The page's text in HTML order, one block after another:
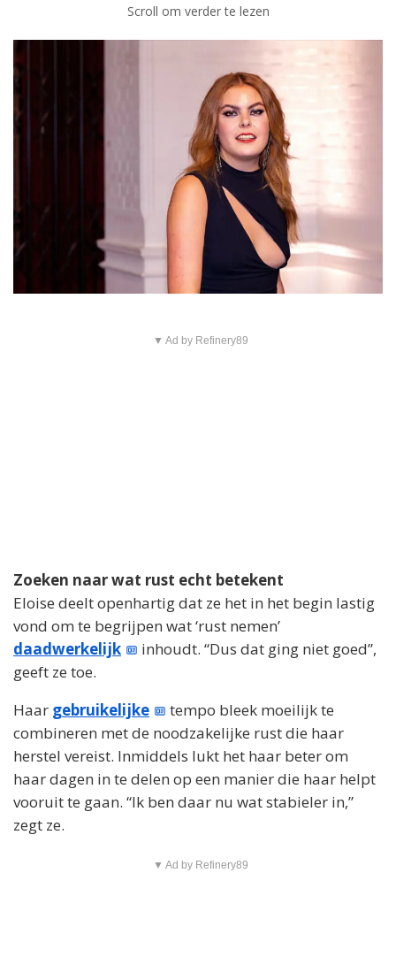
Scroll om verder te lezen
▼ Ad by Refinery89
Zoeken naar wat rust echt betekent
Eloise deelt openhartig dat ze het in het begin lastig
vond om te begrijpen wat ‘rust nemen’
daadwerkelijk
inhoudt. “Dus dat ging niet goed”,
geeft ze toe.
Haar gebruikelijke
tempo bleek moeilijk te
combineren met de noodzakelijke rust die haar
herstel vereist. Inmiddels lukt het haar beter om
haar dagen in te delen op een manier die haar helpt
vooruit te gaan. “Ik ben daar nu wat stabieler in,”
zegt ze.
▼ Ad by Refinery89